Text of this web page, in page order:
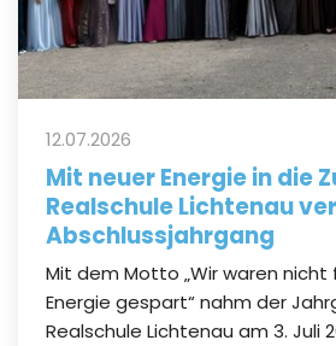
12.07.2026
Mit neuer Energie in die
Realschule Lichtenau
Abschlussjahrgang
Mit dem Motto „Wir waren nicht
Energie gespart“ nahm der
Realschule Lichtenau am 3. Juli